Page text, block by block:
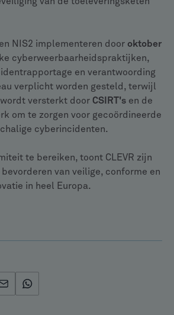
NIS2 implementeren door oktober
cyberweerbaarheidspraktijken,
en verantwoording
verplicht worden gesteld, terwijl
versterkt door CSIRT's en de
om te zorgen voor gecoördineerde
cyberincidenten.
te bereiken, toont CLEVR zijn
van veilige, conforme en
in heel Europa.